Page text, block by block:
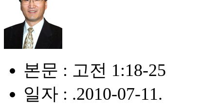
본문 : 고전 1:18-25
일자 : .2010-07-11.